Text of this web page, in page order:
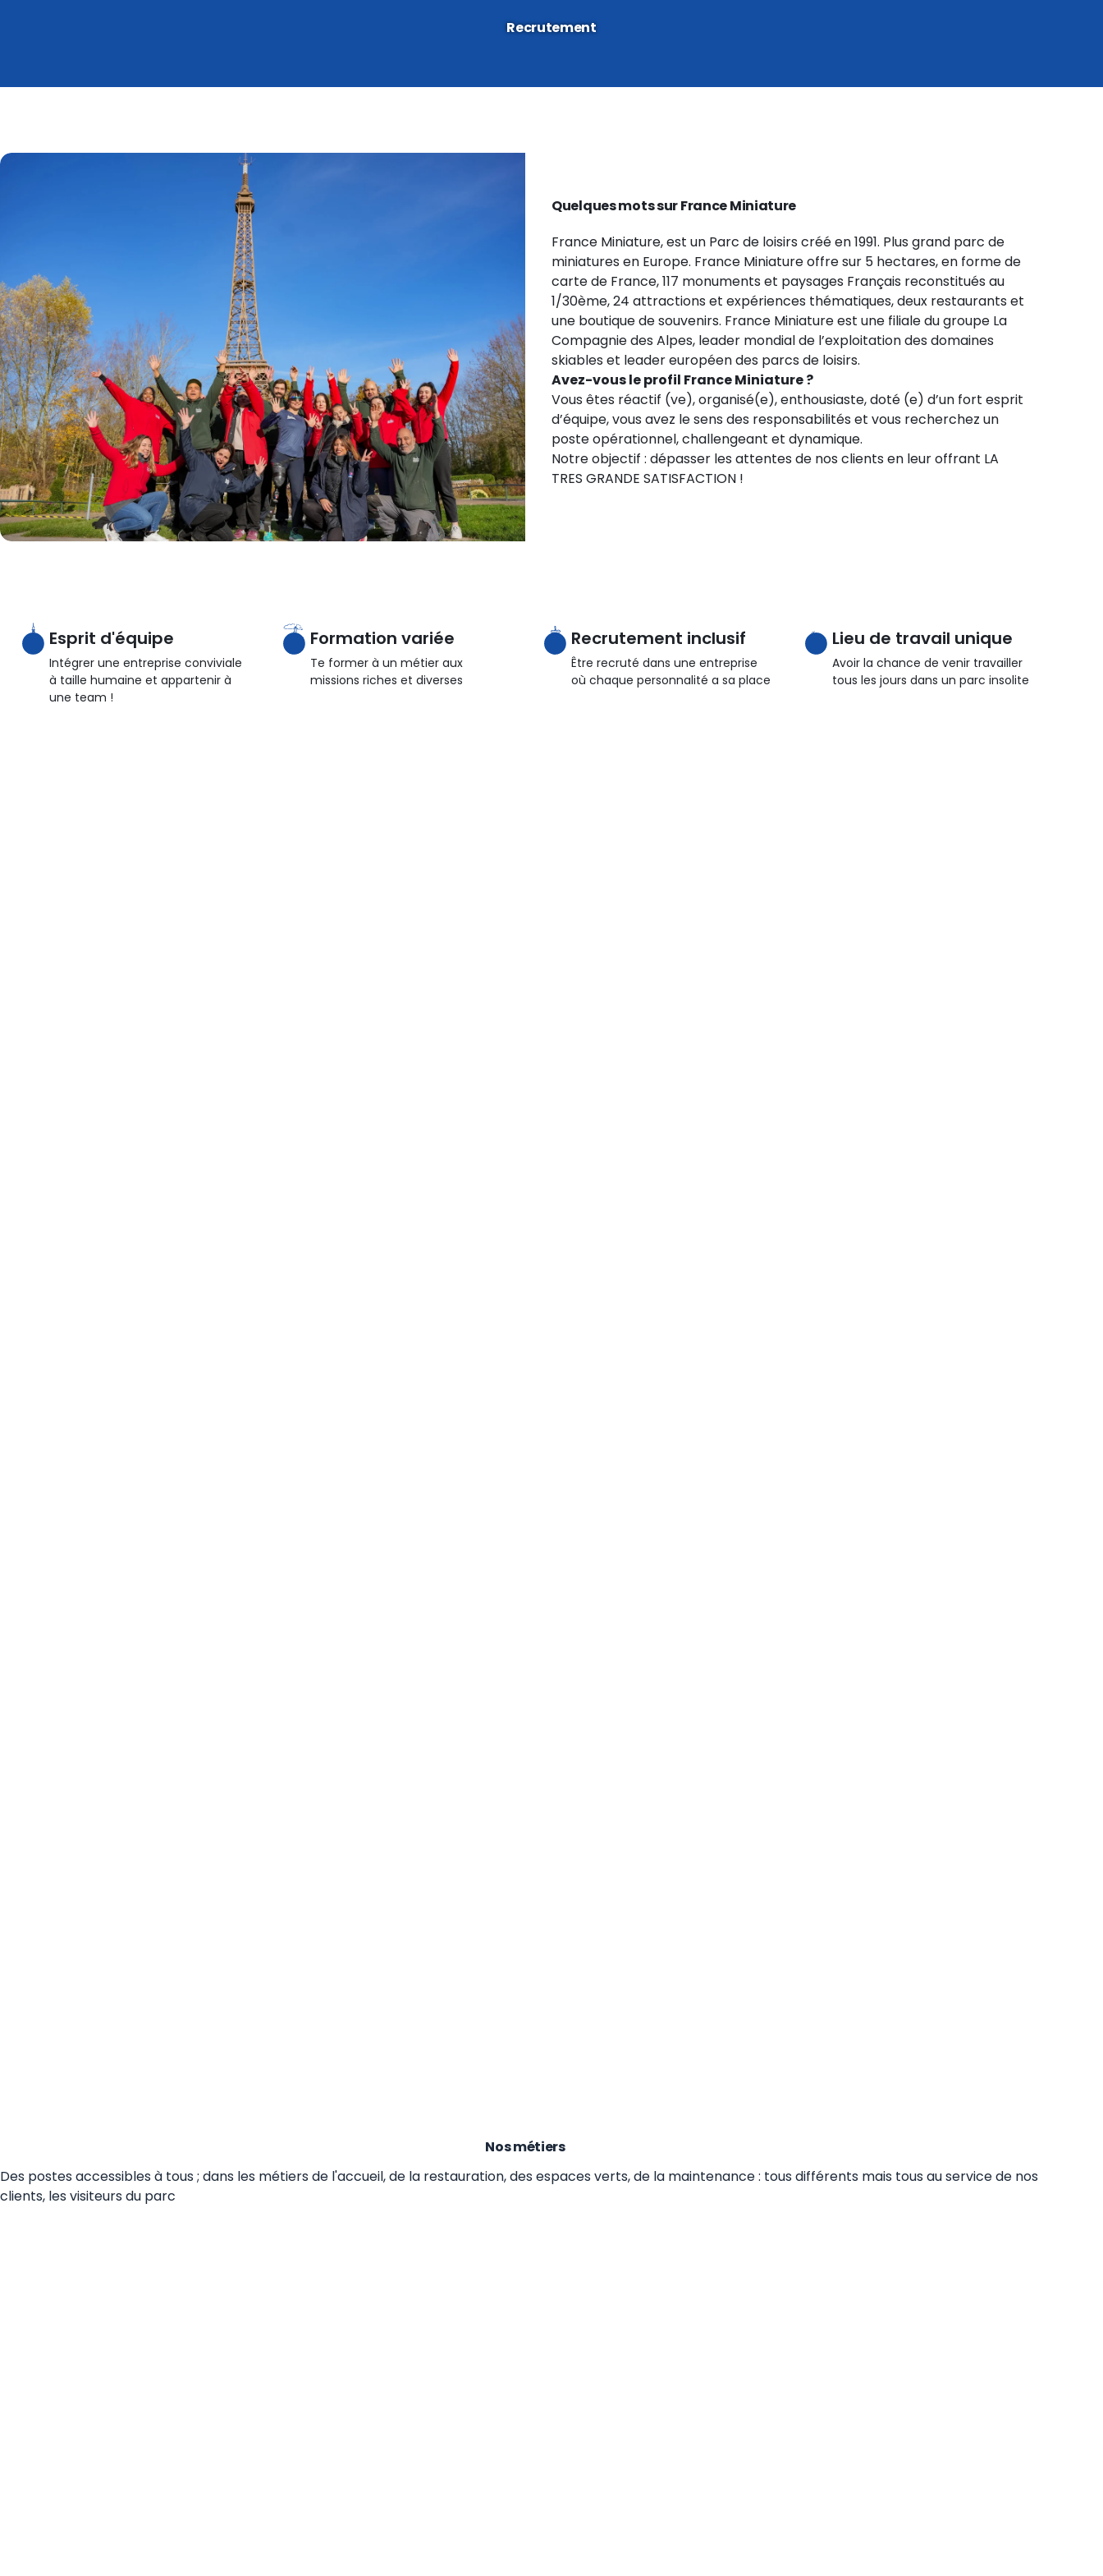
Recrutement
Quelques mots sur France Miniature
France Miniature, est un Parc de loisirs créé en 1991. Plus grand parc de
miniatures en Europe. France Miniature offre sur 5 hectares, en forme de
carte de France, 117 monuments et paysages Français reconstitués au
1/30ème, 24 attractions et expériences thématiques, deux restaurants et
une boutique de souvenirs. France Miniature est une filiale du groupe La
Compagnie des Alpes, leader mondial de l’exploitation des domaines
skiables et leader européen des parcs de loisirs.
Avez-vous le profil France Miniature ?
Vous êtes réactif (ve), organisé(e), enthousiaste, doté (e) d’un fort esprit
d’équipe, vous avez le sens des responsabilités et vous recherchez un
poste opérationnel, challengeant et dynamique.
Notre objectif : dépasser les attentes de nos clients en leur offrant LA
TRES GRANDE SATISFACTION !
Esprit d'équipe
Intégrer une entreprise conviviale
à taille humaine et appartenir à
une team !
Formation variée
Te former à un métier aux
missions riches et diverses
Recrutement inclusif
Être recruté dans une entreprise
où chaque personnalité a sa place
Lieu de travail unique
Avoir la chance de venir travailler
tous les jours dans un parc insolite
Nos métiers
Des postes accessibles à tous ; dans les métiers de l'accueil, de la restauration, des espaces verts, de la maintenance : tous différents mais tous au service de nos
clients, les visiteurs du parc